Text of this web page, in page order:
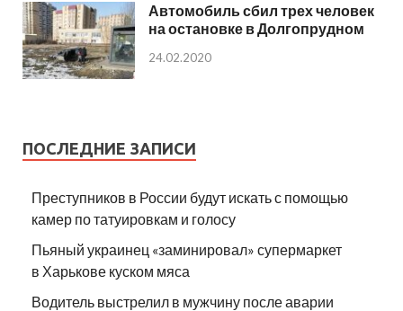
Автомобиль сбил трех человек
на остановке в Долгопрудном
24.02.2020
ПОСЛЕДНИЕ ЗАПИСИ
Преступников в России будут искать с помощью
камер по татуировкам и голосу
Пьяный украинец «заминировал» супермаркет
в Харькове куском мяса
Водитель выстрелил в мужчину после аварии